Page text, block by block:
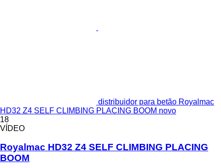
distribuidor para betão Royalmac
HD32 Z4 SELF CLIMBING PLACING BOOM novo
18
VÍDEO
Royalmac HD32 Z4 SELF CLIMBING PLACING
BOOM